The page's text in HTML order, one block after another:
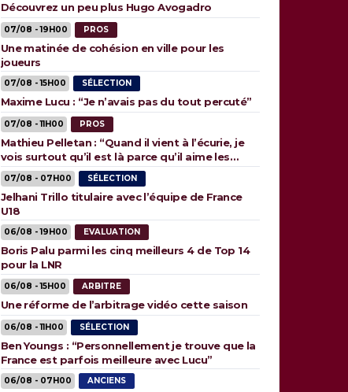
Découvrez un peu plus Hugo Avogadro
07/08 - 19H00 PROS
Une matinée de cohésion en ville pour les
joueurs
07/08 - 15H00 SÉLECTION
Maxime Lucu : “Je n’avais pas du tout percuté”
07/08 - 11H00 PROS
Mathieu Pelletan : “Quand il vient à l’écurie, je
vois surtout qu’il est là parce qu’il aime les
animaux”
07/08 - 07H00 SÉLECTION
Jelhani Trillo titulaire avec l’équipe de France
U18
06/08 - 19H00 EVALUATION
Boris Palu parmi les cinq meilleurs 4 de Top 14
pour la LNR
06/08 - 15H00 ARBITRE
Une réforme de l’arbitrage vidéo cette saison
06/08 - 11H00 SÉLECTION
Ben Youngs : “Personnellement je trouve que la
France est parfois meilleure avec Lucu”
06/08 - 07H00 ANCIENS